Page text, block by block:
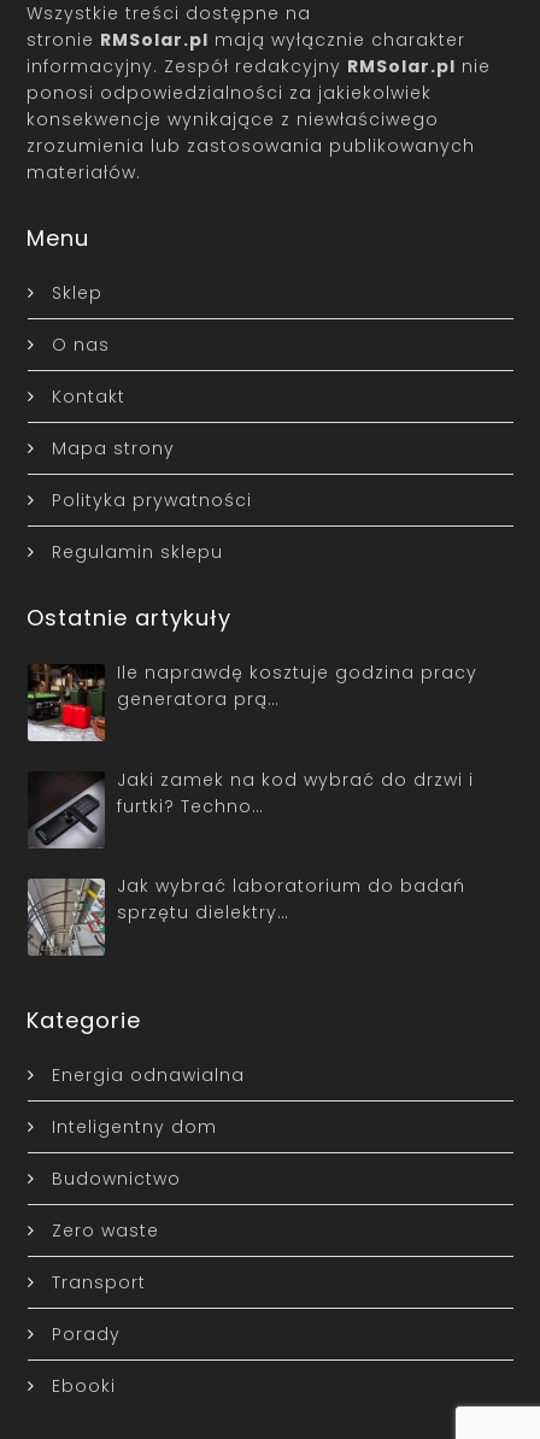
Wszystkie treści dostępne na
stronie RMSolar.pl mają wyłącznie charakter
informacyjny. Zespół redakcyjny RMSolar.pl nie
ponosi odpowiedzialności za jakiekolwiek
konsekwencje wynikające z niewłaściwego
zrozumienia lub zastosowania publikowanych
materiałów.
Menu
Sklep
O nas
Kontakt
Mapa strony
Polityka prywatności
Regulamin sklepu
Ostatnie artykuły
Ile naprawdę kosztuje godzina pracy
generatora prą…
Jaki zamek na kod wybrać do drzwi i
furtki? Techno…
Jak wybrać laboratorium do badań
sprzętu dielektry…
Kategorie
Energia odnawialna
Inteligentny dom
Budownictwo
Zero waste
Transport
Porady
Ebooki